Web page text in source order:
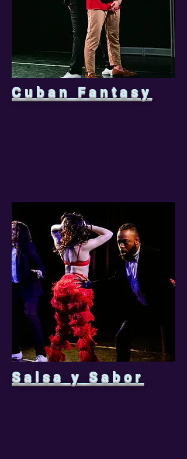
Cuban Fantasy
Salsa y Sabor